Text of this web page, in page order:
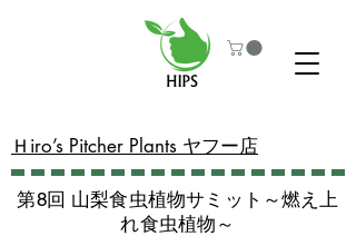
​Ｈiro’s Pitcher Plants ヤフー店
第8回 山梨食虫植物サミット～燃え上
れ食虫植物～